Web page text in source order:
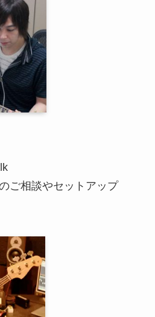
ご相談やセットアップ